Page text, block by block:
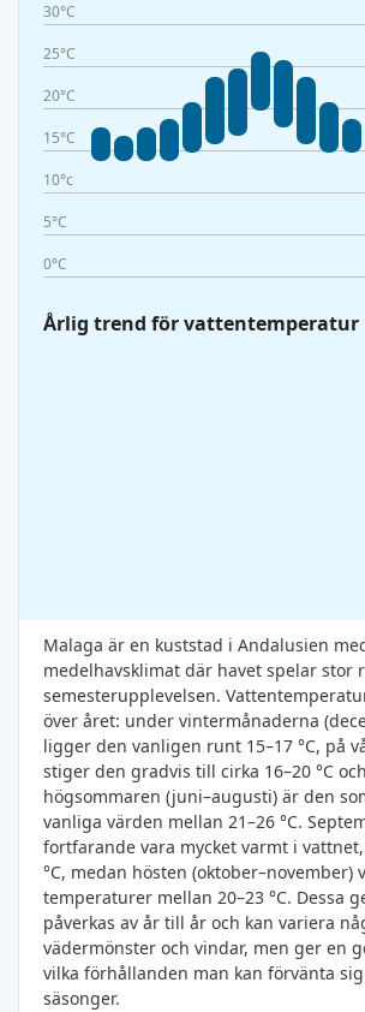
30°C
25°C
20°C
15°C
10°c
5°C
0°C
Årlig trend för vattentemperatur
Malaga är en kuststad i Andalusien
medelhavsklimat där havet spelar stor
semesterupplevelsen.
över året: under vintermånaderna
ligger den vanligen runt 15–17 °C, på
stiger den gradvis till cirka 16–20 °C
högsommaren (juni–augusti) är den
vanliga värden mellan 21–26 °C.
fortfarande vara mycket varmt i
°C, medan hösten (oktober–november)
temperaturer mellan 20–23 °C. Dessa
påverkas av år till år och kan variera
vädermönster och vindar, men ger en
vilka förhållanden man kan förvänta
säsonger.